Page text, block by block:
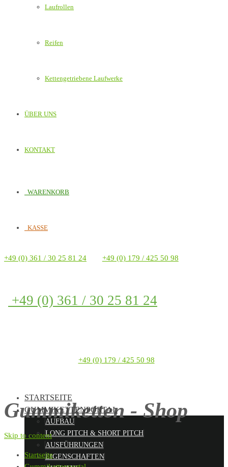
Laufrollen
Reifen
Kettengetriebene Laufwerke
ÜBER UNS
KONTAKT
WARENKORB
KASSE
+49 (0) 361 / 30 25 81 24 +49 (0) 179 / 425 50 98
+49 (0) 361 / 30 25 81 24
+49 (0) 179 / 425 50 98
Gummiketten - Shop
STARTSEITE
GUMMIKETTENPORTAL
AUFBAU
LONG PITCH & SHORT PITCH
AUSFÜHRUNGEN
EIGENSCHAFTEN
Skip to content
Startseite